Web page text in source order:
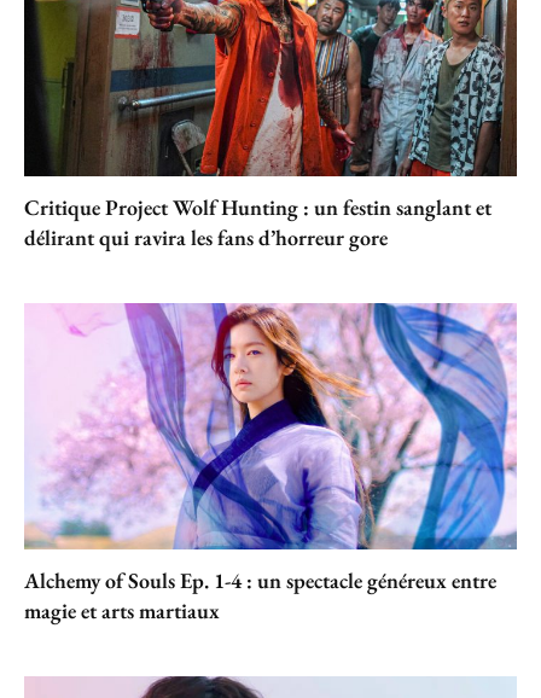
Critique Project Wolf Hunting : un festin sanglant et
délirant qui ravira les fans d’horreur gore
Alchemy of Souls Ep. 1-4 : un spectacle généreux entre
magie et arts martiaux